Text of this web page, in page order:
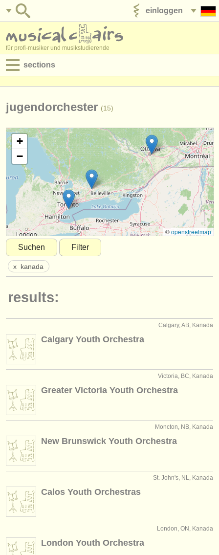
einloggen
für profi-musiker und musikstudierende
sections
jobs - verwaltung
degree courses
kurse
musikwettbewerbe
instrumentenverkauf
gestohlene instrumente
verzeichnisse:
musicalchairs:
über musicalchairs
rss feeds
nachrichten in der klassischen musik
verlage:
anzeige veröffentlichen
ATS
einloggen
jugendorchester (15)
+
−
©openstreetmap
Suchen
Filter
x kanada
results:
Calgary, AB, Kanada
Calgary Youth Orchestra
Victoria, BC, Kanada
Greater Victoria Youth Orchestra
Moncton, NB, Kanada
New Brunswick Youth Orchestra
St. John's, NL, Kanada
Calos Youth Orchestras
London, ON, Kanada
London Youth Orchestra